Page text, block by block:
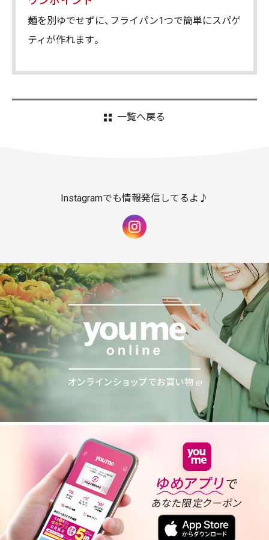
麺を別ゆでせずに、フライパン1つで簡単にスパゲ
ティが作れます。
一覧へ戻る
Instagramでも情報発信してるよ♪